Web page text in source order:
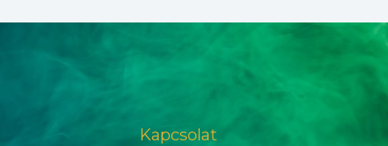
Kapcsolat